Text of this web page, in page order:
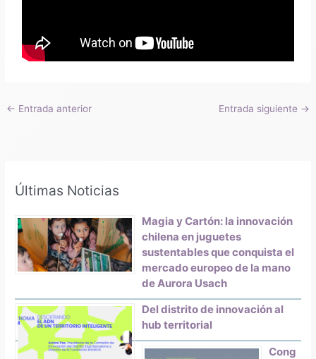
← Entrada anterior Entrada siguiente →
Últimas Noticias
Magia y Cartón: la innovación
chilena en juguetes
sustentables que conquista el
mercado europeo de la mano
de Aurora Usach
Del distrito de innovación al
hub territorial
Cong